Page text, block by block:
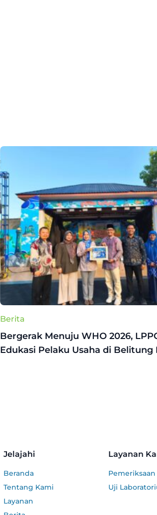
Berita
Bergerak Menuju WHO 2026,
Edukasi Pelaku Usaha di Belitung
Jelajahi
Beranda
Tentang Kami
Layanan
Layanan
Uji